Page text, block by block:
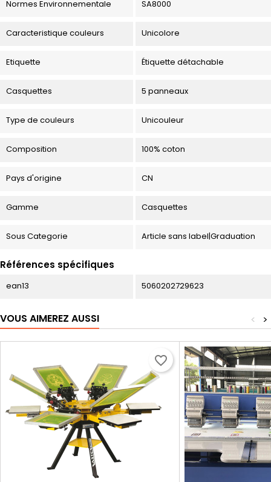
Normes Environnementale SA8000
Caracteristique couleurs Unicolore
Etiquette Étiquette détachable
Casquettes 5 panneaux
Type de couleurs Unicouleur
Composition 100% coton
Pays d'origine CN
Gamme Casquettes
Sous Categorie Article sans label|Graduation
Références spécifiques
ean13 5060202729623
VOUS AIMEREZ AUSSI >
<
favorite_border